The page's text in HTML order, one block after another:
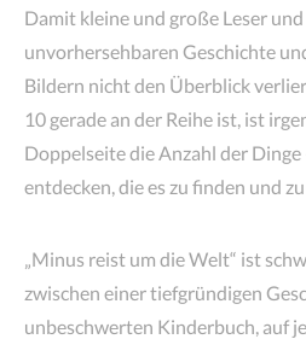
Damit kleine und große Leser
unvorhersehbaren Geschichte
Bildern nicht den Überblick
10 gerade an der Reihe ist, ist
Doppelseite die Anzahl der
entdecken, die es zu finden und
„Minus reist um die Welt“ ist
zwischen einer tiefgründigen
unbeschwerten Kinderbuch, auf